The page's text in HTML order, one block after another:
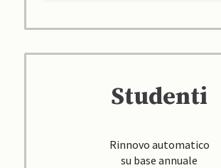
Studenti
Rinnovo automatico
su base annuale